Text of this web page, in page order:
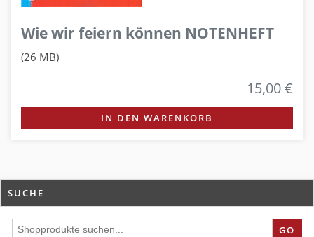
Wie wir feiern können NOTENHEFT
(26 MB)
15,00 €
IN DEN WARENKORB
SUCHE
GO